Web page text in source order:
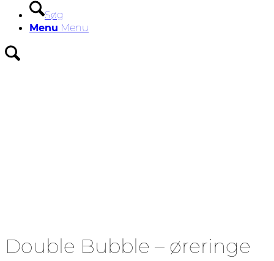
Søg
Menu Menu
Double Bubble – øreringe